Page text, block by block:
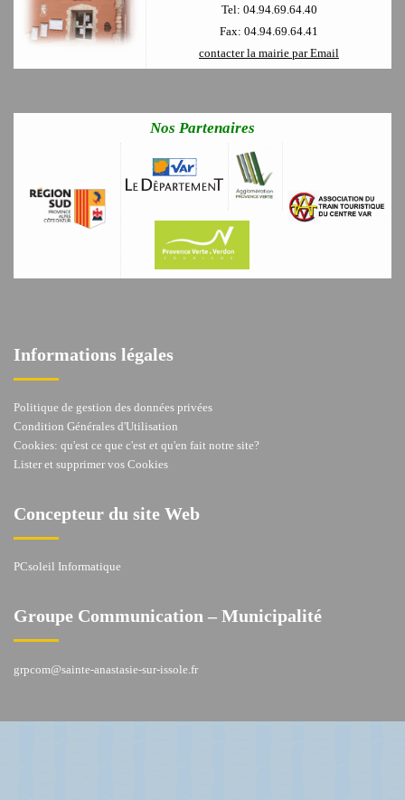
Tel: 04.94.69.64.40
Fax: 04.94.69.64.41
contacter la mairie par Email
Nos Partenaires
Informations légales
Politique de gestion des données privées
Condition Générales d'Utilisation
Cookies: qu'est ce que c'est et qu'en fait notre site?
Lister et supprimer vos Cookies
Concepteur du site Web
PCsoleil Informatique
Groupe Communication – Municipalité
grpcom@sainte-anastasie-sur-issole.fr